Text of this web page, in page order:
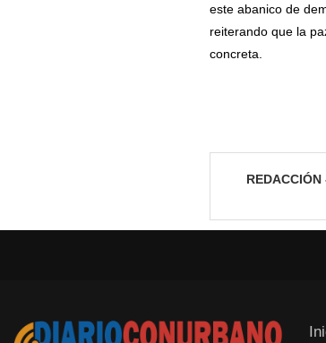
este abanico de
reiterando que la
concreta.